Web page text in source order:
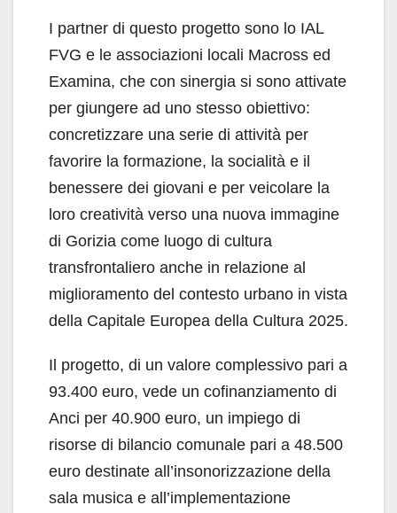
I partner di questo progetto sono lo IAL
FVG e le associazioni locali Macross ed
Examina, che con sinergia si sono attivate
per giungere ad uno stesso obiettivo:
concretizzare una serie di attività per
favorire la formazione, la socialità e il
benessere dei giovani e per veicolare la
loro creatività verso una nuova immagine
di Gorizia come luogo di cultura
transfrontaliero anche in relazione al
miglioramento del contesto urbano in vista
della Capitale Europea della Cultura 2025.
Il progetto, di un valore complessivo pari a
93.400 euro, vede un cofinanziamento di
Anci per 40.900 euro, un impiego di
risorse di bilancio comunale pari a 48.500
euro destinate all’insonorizzazione della
sala musica e all’implementazione